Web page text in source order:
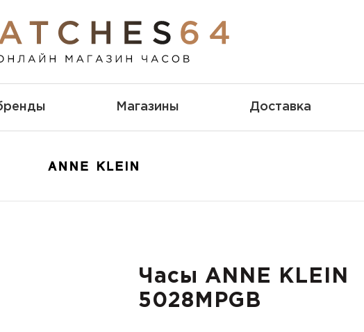
Магазины Доставка
Часы ANNE KLEIN
5028MPGB